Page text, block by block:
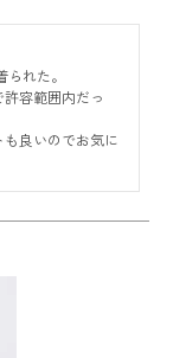
れた。
容範囲内だっ
良いのでお気に